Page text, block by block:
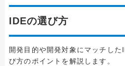
IDEの選び方
開発目的や開発対象にマッチし
び方のポイントを解説します。